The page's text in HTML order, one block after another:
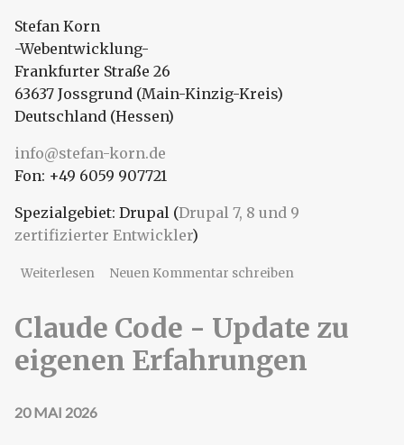
Stefan Korn
-Webentwicklung-
Frankfurter Straße 26
63637 Jossgrund (Main-Kinzig-Kreis)
Deutschland (Hessen)
info@stefan-korn.de
Fon: +49 6059 907721
Spezialgebiet: Drupal (Drupal 7, 8 und 9
zertifizierter Entwickler)
Weiterlesen über Meine Kontaktdaten
Neuen Kommentar schreiben
Claude Code - Update zu
eigenen Erfahrungen
20 MAI 2026